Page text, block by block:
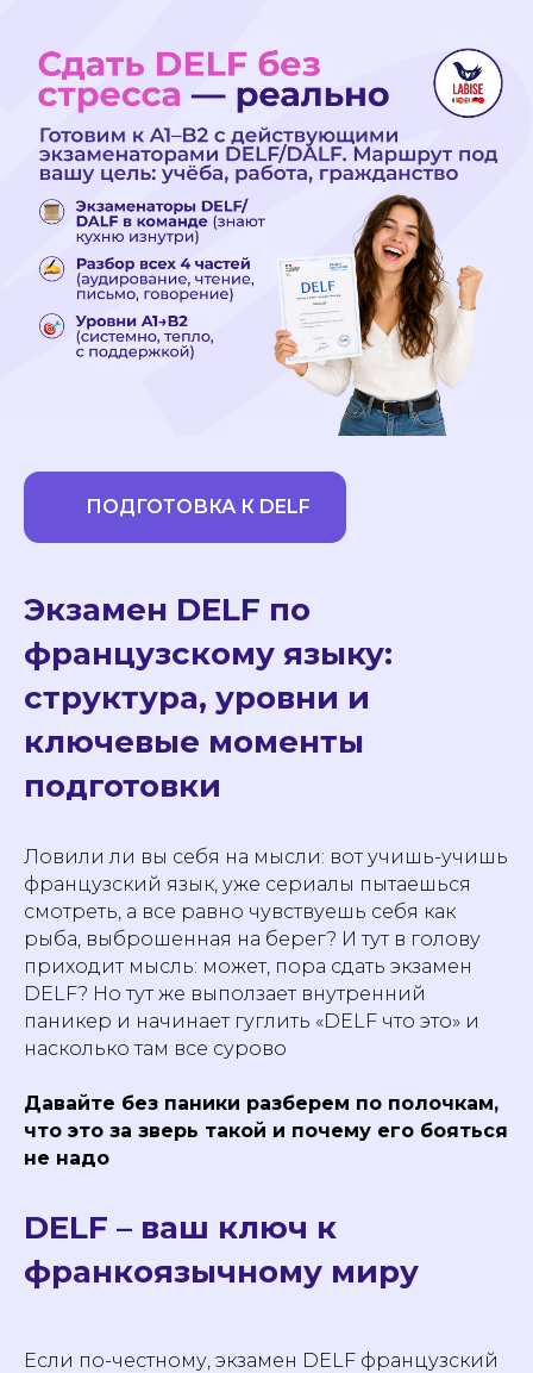
ПОДГОТОВКА К DELF
Экзамен DELF по
французскому языку:
структура, уровни и
ключевые моменты
подготовки
Ловили ли вы себя на мысли: вот учишь-учишь
французский язык, уже сериалы пытаешься
смотреть, а все равно чувствуешь себя как
рыба, выброшенная на берег? И тут в голову
приходит мысль: может, пора сдать экзамен
DELF? Но тут же выползает внутренний
паникер и начинает гуглить «DELF что это» и
насколько там все сурово
Давайте без паники разберем по полочкам,
что это за зверь такой и почему его бояться
не надо
DELF – ваш ключ к
франкоязычному миру
Если по-честному, экзамен DELF французский